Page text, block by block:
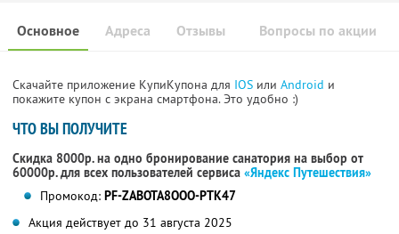
Основное Отзывы Вопросы по акции
Адреса
Скачайте приложение КупиКупона для IOS или Android и
покажите купон с экрана смартфона. Это удобно :)
ЧТО ВЫ ПОЛУЧИТЕ
Скидка 8000р. на одно бронирование санатория на выбор от
60000р. для всех пользователей сервиса «Яндекс Путешествия»
Промокод: PF-ZABOTA8OOO-PTK47
Акция действует до 31 августа 2025